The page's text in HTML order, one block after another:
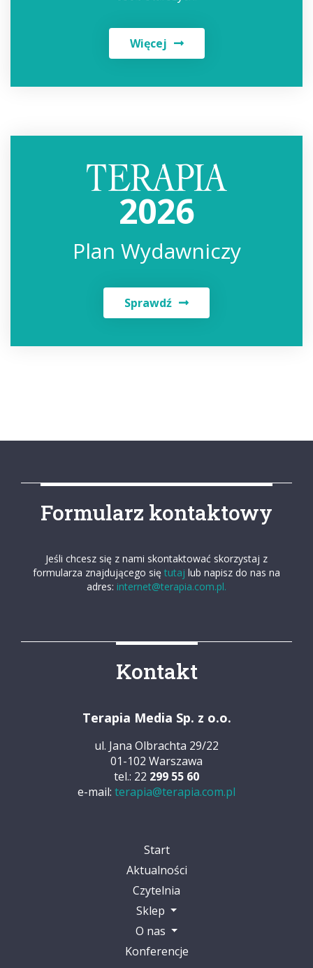
Więcej
2026
Plan Wydawniczy
Sprawdź
Formularz kontaktowy
Jeśli chcesz się z nami skontaktować skorzystaj z
formularza znajdującego się tutaj lub napisz do nas na
adres: internet@terapia.com.pl.
Kontakt
Terapia Media Sp. z o.o.
ul. Jana Olbrachta 29/22
01-102 Warszawa
tel.: 22 299 55 60
e-mail: terapia@terapia.com.pl
Start
Aktualności
Czytelnia
Sklep
O nas
Konferencje